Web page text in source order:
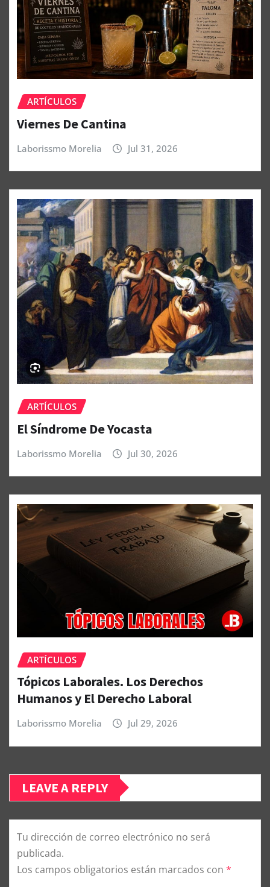
ARTÍCULOS
Viernes De Cantina
Laborissmo Morelia Jul 31, 2026
ARTÍCULOS
El Síndrome De Yocasta
Laborissmo Morelia Jul 30, 2026
ARTÍCULOS
Tópicos Laborales. Los Derechos
Humanos y El Derecho Laboral
Laborissmo Morelia Jul 29, 2026
LEAVE A REPLY
Tu dirección de correo electrónico no será
publicada.
Los campos obligatorios están marcados con *